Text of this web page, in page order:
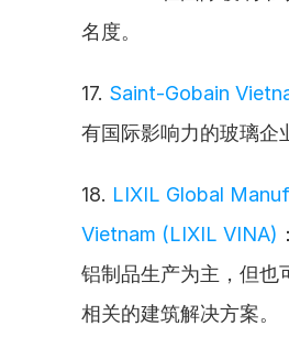
名度。
17. Saint-Gobain
有国际影响力的玻璃企
18. LIXIL Global
Vietnam (LIXIL VINA)
铝制品生产为主，但也
相关的建筑解决方案。